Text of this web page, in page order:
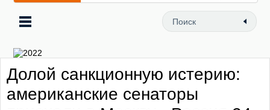
флебологии: в Москве
открылся «Городской центр
Долой санкционную истерию:
американские сенаторы